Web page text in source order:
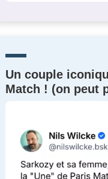
Un couple
Match ! (on peut